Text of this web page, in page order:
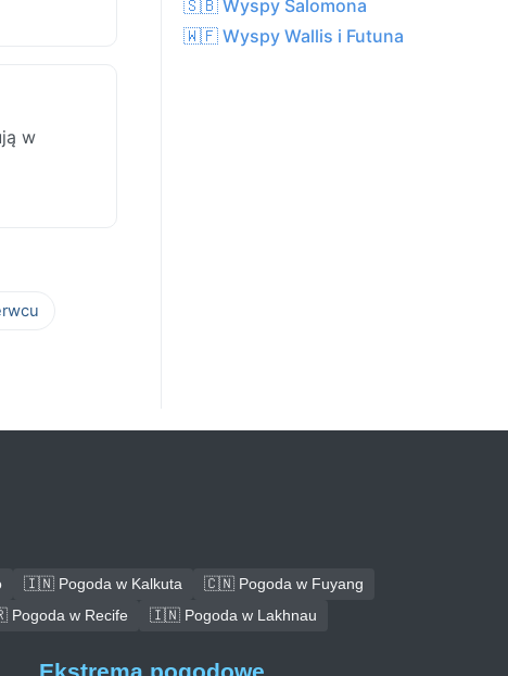
w
🇸🇧 Wyspy Salomona
🇼🇫 Wyspy Wallis i Futuna
🇮🇳 Pogoda w Kalkuta
🇨🇳 Pogoda w Fuyang
w Recife 🇮🇳 Pogoda w Lakhnau